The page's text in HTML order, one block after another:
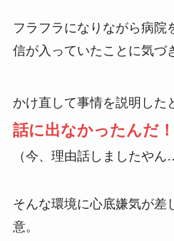
フラフラになりながら病院
信が入っていたことに気づ
かけ直して事情を説明した
話に出なかったんだ！
（今、理由話しましたやん
そんな環境に心底嫌気が差
意。